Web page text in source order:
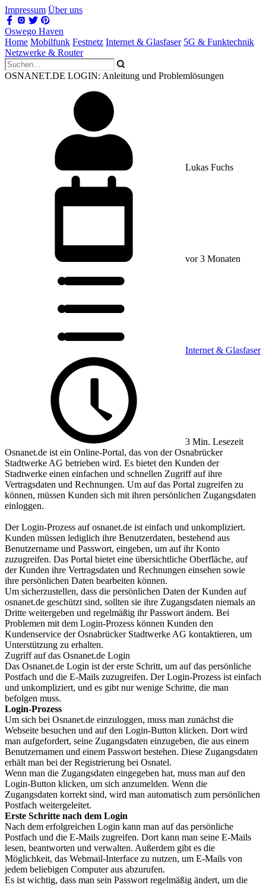
Impressum Über uns
Oswego Haven
Home Mobilfunk Festnetz Internet & Glasfaser 5G & Funktechnik
Netzwerke & Router
OSNANET.DE LOGIN: Anleitung und Problemlösungen
Lukas Fuchs
vor 3 Monaten
Internet & Glasfaser
3 Min. Lesezeit
Osnanet.de ist ein Online-Portal, das von der Osnabrücker
Stadtwerke AG betrieben wird. Es bietet den Kunden der
Stadtwerke einen einfachen und schnellen Zugriff auf ihre
Vertragsdaten und Rechnungen. Um auf das Portal zugreifen zu
können, müssen Kunden sich mit ihren persönlichen Zugangsdaten
einloggen.
Der Login-Prozess auf osnanet.de ist einfach und unkompliziert.
Kunden müssen lediglich ihre Benutzerdaten, bestehend aus
Benutzername und Passwort, eingeben, um auf ihr Konto
zuzugreifen. Das Portal bietet eine übersichtliche Oberfläche, auf
der Kunden ihre Vertragsdaten und Rechnungen einsehen sowie
ihre persönlichen Daten bearbeiten können.
Um sicherzustellen, dass die persönlichen Daten der Kunden auf
osnanet.de geschützt sind, sollten sie ihre Zugangsdaten niemals an
Dritte weitergeben und regelmäßig ihr Passwort ändern. Bei
Problemen mit dem Login-Prozess können Kunden den
Kundenservice der Osnabrücker Stadtwerke AG kontaktieren, um
Unterstützung zu erhalten.
Zugriff auf das Osnanet.de Login
Das Osnanet.de Login ist der erste Schritt, um auf das persönliche
Postfach und die E-Mails zuzugreifen. Der Login-Prozess ist einfach
und unkompliziert, und es gibt nur wenige Schritte, die man
befolgen muss.
Login-Prozess
Um sich bei Osnanet.de einzuloggen, muss man zunächst die
Webseite besuchen und auf den Login-Button klicken. Dort wird
man aufgefordert, seine Zugangsdaten einzugeben, die aus einem
Benutzernamen und einem Passwort bestehen. Diese Zugangsdaten
erhält man bei der Registrierung bei Osnatel.
Wenn man die Zugangsdaten eingegeben hat, muss man auf den
Login-Button klicken, um sich anzumelden. Wenn die
Zugangsdaten korrekt sind, wird man automatisch zum persönlichen
Postfach weitergeleitet.
Erste Schritte nach dem Login
Nach dem erfolgreichen Login kann man auf das persönliche
Postfach und die E-Mails zugreifen. Dort kann man seine E-Mails
lesen, beantworten und verwalten. Außerdem gibt es die
Möglichkeit, das Webmail-Interface zu nutzen, um E-Mails von
jedem beliebigen Computer aus abzurufen.
Es ist wichtig, dass man sein Passwort regelmäßig ändert, um die